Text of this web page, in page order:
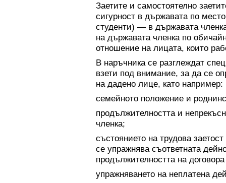
Заетите и самостоятелно
сигурност в държавата по
студенти) — в държавата
на държавата членка по
отношение на лицата, които
В наръчника се разглеждат
взети под внимание, за да се
на дадено лице, като например:
семейното положение и
продължителността и
членка;
състоянието на трудова
се упражнява съответната
продължителността на
упражняването на неплатена